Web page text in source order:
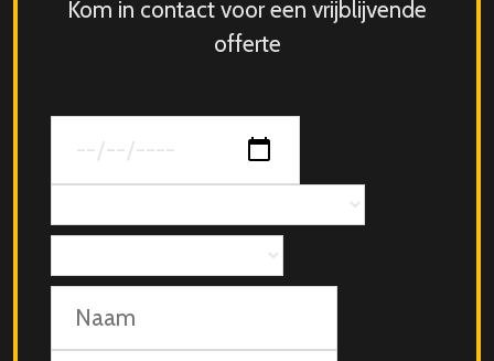
Kom in contact voor een vrijblijvende
offerte
van
jouw
personen